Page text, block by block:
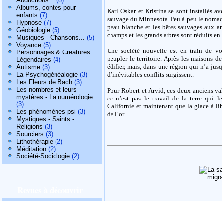
Albums, contes pour
enfants (7)
Hypnose (7)
Géobiologie (5)
Musiques - Chansons... (5)
Voyance (5)
Personnages & Créatures
Légendaires (4)
Autisme (3)
La Psychogénéalogie (3)
Les Fleurs de Bach (3)
Les nombres et leurs
mystères - La numérologie
(3)
Les phénomènes psi (3)
Mystiques - Saints -
Religions (3)
Sourciers (3)
Lithothérapie (2)
Méditation (2)
Société-Sociologie (2)
Karl Oskar et Kristina se sont installés
sauvage du Minnesota. Peu à peu le
peau blanche et les bêtes sauvages aux
champs et les grands arbres sont réduits
Une société nouvelle est en train de
peupler le territoire. Après les maisons
édifier, mais, dans une région qui n’a
d’inévitables conflits surgissent.
Pour Robert et Arvid, ces deux anciens
ce n’est pas le travail de la terre qui
Californie et maintenant que la glace à
de l’or.